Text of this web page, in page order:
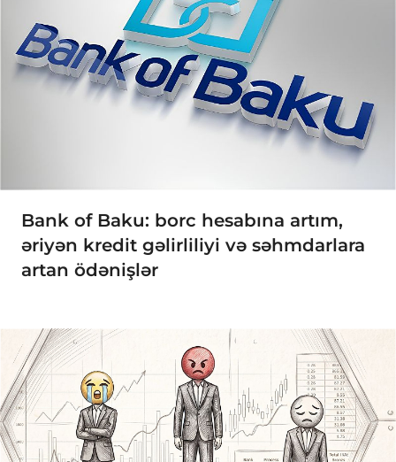
Bank of Baku: borc hesabına artım,
əriyən kredit gəlirliliyi və səhmdarlara
artan ödənişlər